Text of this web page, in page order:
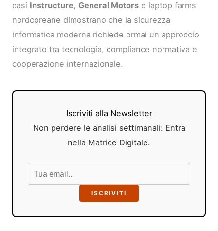
casi Instructure, General Motors e laptop farms
nordcoreane dimostrano che la sicurezza
informatica moderna richiede ormai un approccio
integrato tra tecnologia, compliance normativa e
cooperazione internazionale.
Iscriviti alla Newsletter
Non perdere le analisi settimanali: Entra
nella Matrice Digitale.
ISCRIVITI